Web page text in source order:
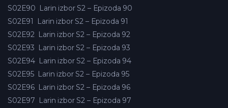
S02E90 Larin izbor S2 – Epizoda 90
S02E91
Larin izbor S2 – Epizoda 91
S02E92 Larin izbor S2 – Epizoda 92
S02E93 Larin izbor S2 – Epizoda 93
S02E94 Larin izbor S2 – Epizoda 94
S02E95 Larin izbor S2 – Epizoda 95
S02E96 Larin izbor S2 – Epizoda 96
S02E97 Larin izbor S2 – Epizoda 97